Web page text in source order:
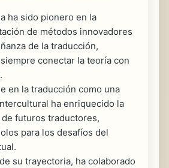
ha sido pionero en la
de métodos innovadores
de la traducción,
conectar la teoría con
en la traducción como una
ha enriquecido la
futuros traductores,
para los desafíos del
su trayectoria, ha colaborado